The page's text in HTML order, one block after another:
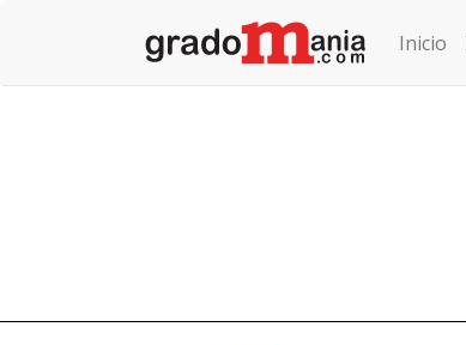
Inicio